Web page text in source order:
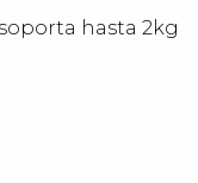
hasta 2kg